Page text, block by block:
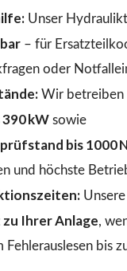
Unser
– für
oder
Wir betreiben
kW sowie
bis 1000
und höchste
Unsere
Ihrer Anlage,
Fehlerauslesen bis